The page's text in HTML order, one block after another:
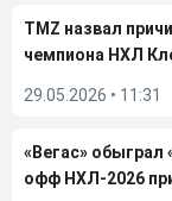
TMZ назвал
чемпиона НХЛ
29.05.2026 • 11:31
«Вегас»
офф НХЛ-2026